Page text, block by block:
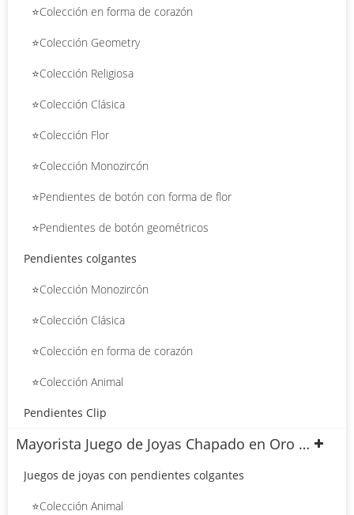
⭐Colección en forma de corazón
⭐Colección Geometry
⭐Colección Religiosa
⭐Colección Clásica
⭐Colección Flor
⭐Colección Monozircón
⭐Pendientes de botón con forma de flor
⭐Pendientes de botón geométricos
Pendientes colgantes
⭐Colección Monozircón
⭐Colección Clásica
⭐Colección en forma de corazón
⭐Colección Animal
Pendientes Clip
Mayorista Juego de Joyas Chapado en Oro 18k
Juegos de joyas con pendientes colgantes
⭐Colección Animal